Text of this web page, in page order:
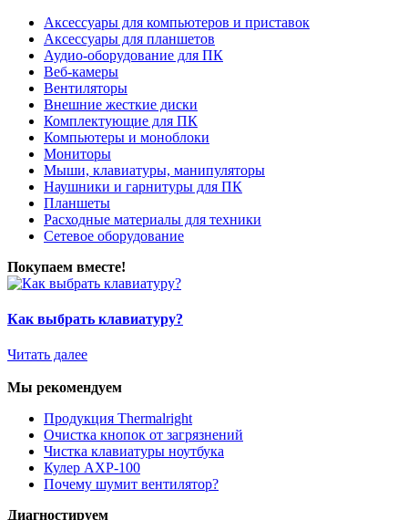
Аксессуары для компьютеров и приставок
Аксессуары для планшетов
Аудио-оборудование для ПК
Веб-камеры
Вентиляторы
Внешние жесткие диски
Комплектующие для ПК
Компьютеры и моноблоки
Мониторы
Мыши, клавиатуры, манипуляторы
Наушники и гарнитуры для ПК
Планшеты
Расходные материалы для техники
Сетевое оборудование
Покупаем вместе!
Как выбрать клавиатуру?
Читать далее
Мы рекомендуем
Продукция Thermalright
Очистка кнопок от загрязнений
Чистка клавиатуры ноутбука
Кулер AXP-100
Почему шумит вентилятор?
Диагностируем